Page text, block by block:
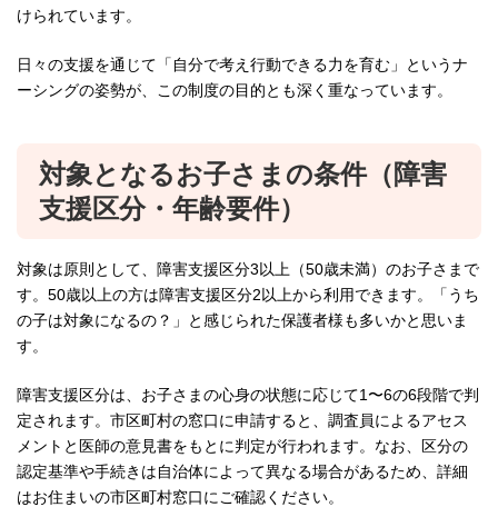
けられています。
日々の支援を通じて「自分で考え行動できる力を育む」というナ
ーシングの姿勢が、この制度の目的とも深く重なっています。
対象となるお子さまの条件（障害
支援区分・年齢要件）
対象は原則として、障害支援区分3以上（50歳未満）のお子さまで
す。50歳以上の方は障害支援区分2以上から利用できます。「うち
の子は対象になるの？」と感じられた保護者様も多いかと思いま
す。
障害支援区分は、お子さまの心身の状態に応じて1〜6の6段階で判
定されます。市区町村の窓口に申請すると、調査員によるアセス
メントと医師の意見書をもとに判定が行われます。なお、区分の
認定基準や手続きは自治体によって異なる場合があるため、詳細
はお住まいの市区町村窓口にご確認ください。